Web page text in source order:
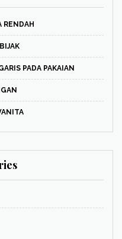
RENDAH
PADA PAKAIAN